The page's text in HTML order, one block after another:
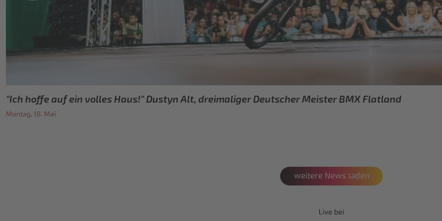
"Ich hoffe auf ein volles Haus!" Dustyn Alt, dreimaliger Deutscher Meister BMX Flatland
Montag, 18. Mai
weitere News laden